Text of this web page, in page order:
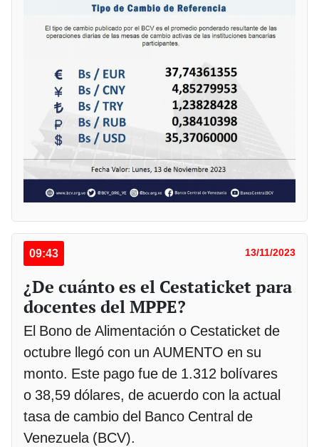
09:43 13/11/2023
¿De cuánto es el Cestaticket para
docentes del MPPE?
El Bono de Alimentación o Cestaticket de
octubre llegó con un AUMENTO en su
monto. Este pago fue de 1.312 bolívares
o 38,59 dólares, de acuerdo con la actual
tasa de cambio del Banco Central de
Venezuela (BCV).